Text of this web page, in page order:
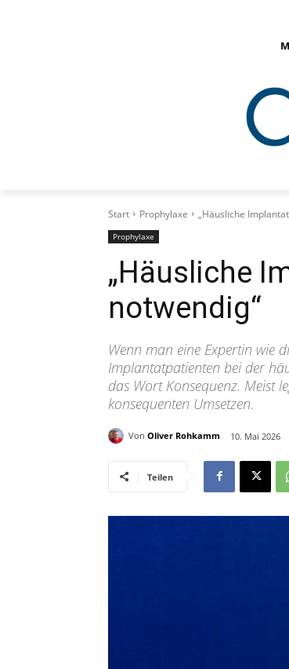
Start Prophylaxe „Häusliche
Prophylaxe
„Häusliche
notwendig“
Wenn man eine Expertin wie
Implantatpatienten bei der
das Wort Konsequenz. Meist
konsequenten Umsetzen.
Von Oliver Rohkamm 10. Mai 2026
Teilen